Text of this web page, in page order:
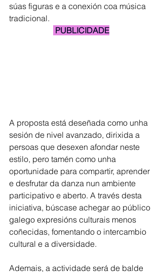
súas figuras e a conexión coa música
tradicional.
PUBLICIDADE
A proposta está deseñada como unha
sesión de nivel avanzado, dirixida a
persoas que desexen afondar neste
estilo, pero tamén como unha
oportunidade para compartir, aprender
e desfrutar da danza nun ambiente
participativo e aberto. A través desta
iniciativa, búscase achegar ao público
galego expresións culturais menos
coñecidas, fomentando o intercambio
cultural e a diversidade.
Ademais, a actividade será de balde